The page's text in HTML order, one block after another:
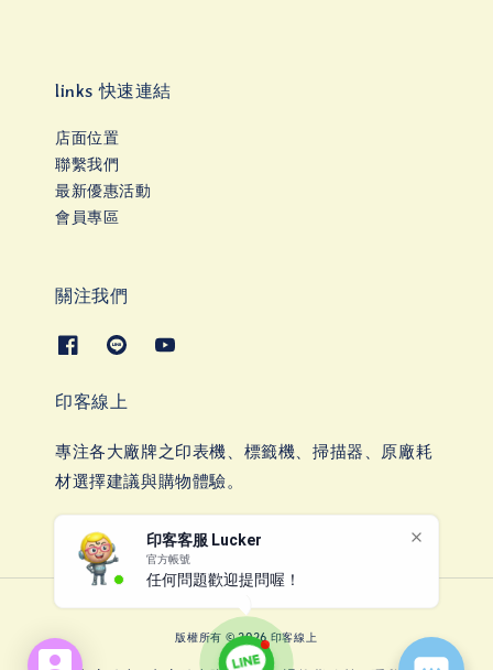
印客客服 Lucker
官方帳號
任何問題歡迎提問喔！
links 快速連結
店面位置
聯繫我們
最新優惠活動
會員專區
關注我們
印客線上
專注各大廠牌之印表機、標籤機、掃描器、原廠耗
材選擇建議與購物體驗。
版權所有 © 2026 印客線上